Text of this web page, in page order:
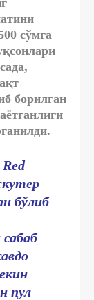
сўмга
борилган
бўлиб
пул